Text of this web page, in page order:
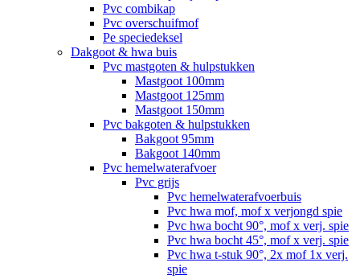
Pvc combikap
Pvc overschuifmof
Pe speciedeksel
Dakgoot & hwa buis
Pvc mastgoten & hulpstukken
Mastgoot 100mm
Mastgoot 125mm
Mastgoot 150mm
Pvc bakgoten & hulpstukken
Bakgoot 95mm
Bakgoot 140mm
Pvc hemelwaterafvoer
Pvc grijs
Pvc hemelwaterafvoerbuis
Pvc hwa mof, mof x verjongd spie
Pvc hwa bocht 90°, mof x verj. spie
Pvc hwa bocht 45°, mof x verj. spie
Pvc hwa t-stuk 90°, 2x mof 1x verj.
spie